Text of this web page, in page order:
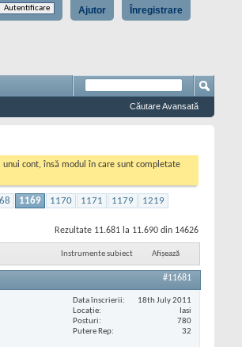
Înregistrare
Ajutor
Căutare Avansată
cont, însă modul în care sunt completate
1169 1170 1171 1179
1219
Rezultate 11.681 la 11.690 din 14626
Instrumente subiect Afișează
#11681
Data înscrierii
18th July 2011
Locaţie
Iasi
Posturi
780
Putere Rep
32